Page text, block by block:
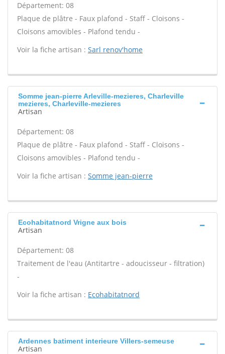
Département: 08
Plaque de plâtre - Faux plafond - Staff - Cloisons -
Cloisons amovibles - Plafond tendu -
Voir la fiche artisan : Sarl renov'home
Somme jean-pierre Arleville-mezieres, Charleville
mezieres, Charleville-mezieres
Artisan
Département: 08
Plaque de plâtre - Faux plafond - Staff - Cloisons -
Cloisons amovibles - Plafond tendu -
Voir la fiche artisan : Somme jean-pierre
Ecohabitatnord Vrigne aux bois
Artisan
Département: 08
Traitement de l'eau (Antitartre - adoucisseur - filtration)
-
Voir la fiche artisan : Ecohabitatnord
Ardennes batiment interieure Villers-semeuse
Artisan